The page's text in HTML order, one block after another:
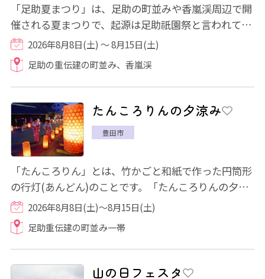
「足助夏まつり」は、足助の町並みや香嵐渓周辺で開
催される夏まつりで、起源は足助祇園祭と言われてい
ます。全国各地で開催されている祇園祭の由...
2026年8月8日(土) ～ 8月15日(土)
足助の重伝建の町並み、香嵐渓
たんころりんの夕涼み
豊田市
「たんころりん」とは、竹かごと和紙で作った円筒形
の行灯(あんどん)のことです。「たんころりんの夕涼
み」は、毎年8月上旬から中旬にかけて開催さ...
2026年8月8日(土)～8月15日(土)
足助重伝建の町並み一帯
山の日フェスタ